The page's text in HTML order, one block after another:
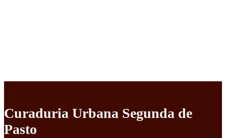
Curaduria Urbana Segunda de
Pasto